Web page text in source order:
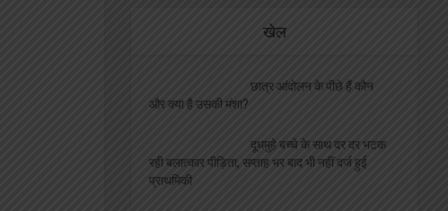
खेल
छात्र आंदोलन के पीछे हैं कौन
और क्या है उसकी मंशा?
दूधमुहे बच्चे के साथ दर दर भटक
रही बलात्कार पीड़िता, सप्ताह भर बाद भी नहीं दर्ज हुई
प्राथमिकी